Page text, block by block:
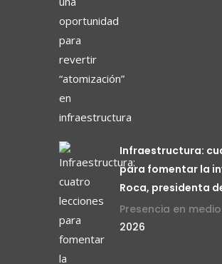
Infraestructura:
para fomentar la
Roca, presidenta
Presencia en
2026